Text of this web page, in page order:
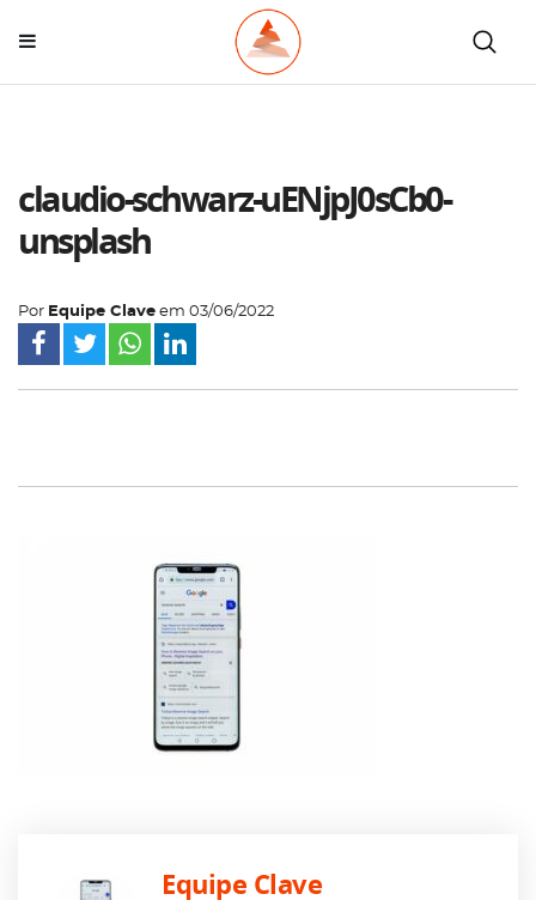
claudio-schwarz-uENjpJ0sCb0-
unsplash
Por Equipe Clave em 03/06/2022
Equipe Clave